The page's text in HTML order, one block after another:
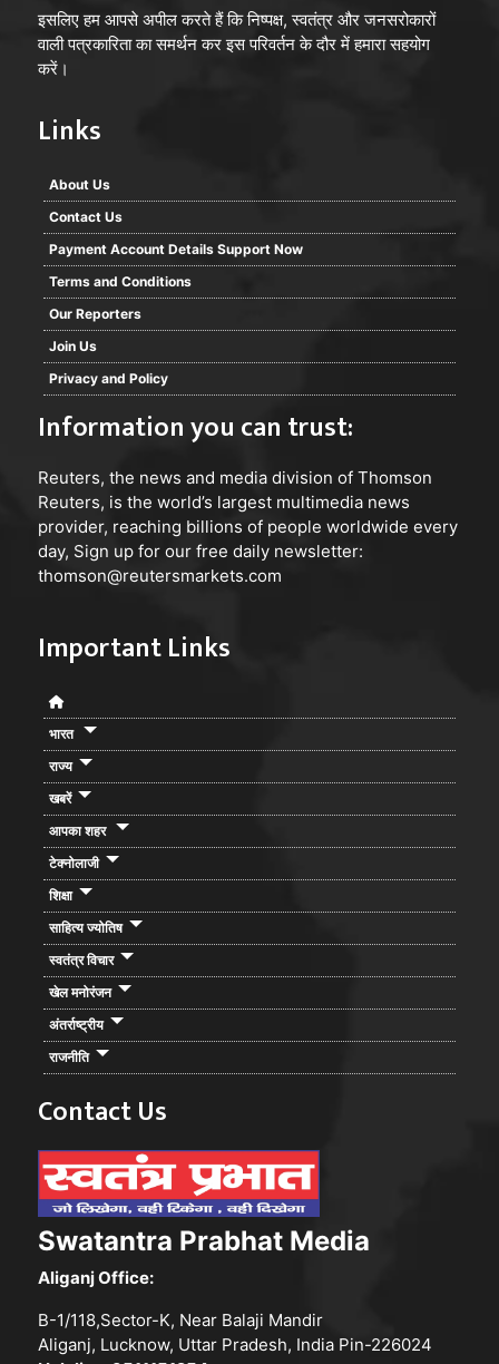
इसलिए हम आपसे अपील करते हैं कि निष्पक्ष, स्वतंत्र और जनसरोकारों
वाली पत्रकारिता का समर्थन कर इस परिवर्तन के दौर में हमारा सहयोग
करें।
Links
About Us
Contact Us
Payment Account Details Support Now
Terms and Conditions
Our Reporters
Join Us
Privacy and Policy
Information you can trust:
Reuters, the news and media division of Thomson
Reuters, is the world’s largest multimedia news
provider, reaching billions of people worldwide every
day, Sign up for our free daily newsletter:
thomson@reutersmarkets.com
Important Links
भारत
राज्य
खबरें
आपका शहर
टेक्नोलाजी
शिक्षा
साहित्य ज्योतिष
स्वतंत्र विचार
खेल मनोरंजन
अंतर्राष्ट्रीय
राजनीति
Contact Us
Swatantra Prabhat Media
Aliganj Office:
B-1/118,Sector-K, Near Balaji Mandir
Aliganj, Lucknow, Uttar Pradesh, India Pin-226024